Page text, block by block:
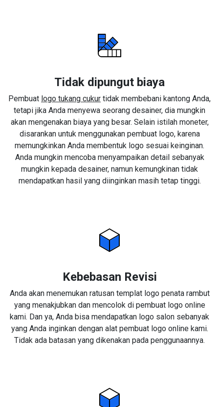
Tidak dipungut biaya
Pembuat logo tukang cukur tidak membebani kantong Anda,
tetapi jika Anda menyewa seorang desainer, dia mungkin
akan mengenakan biaya yang besar. Selain istilah moneter,
disarankan untuk menggunakan pembuat logo, karena
memungkinkan Anda membentuk logo sesuai keinginan.
Anda mungkin mencoba menyampaikan detail sebanyak
mungkin kepada desainer, namun kemungkinan tidak
mendapatkan hasil yang diinginkan masih tetap tinggi.
Kebebasan Revisi
Anda akan menemukan ratusan templat logo penata rambut
yang menakjubkan dan mencolok di pembuat logo online
kami. Dan ya, Anda bisa mendapatkan logo salon sebanyak
yang Anda inginkan dengan alat pembuat logo online kami.
Tidak ada batasan yang dikenakan pada penggunaannya.